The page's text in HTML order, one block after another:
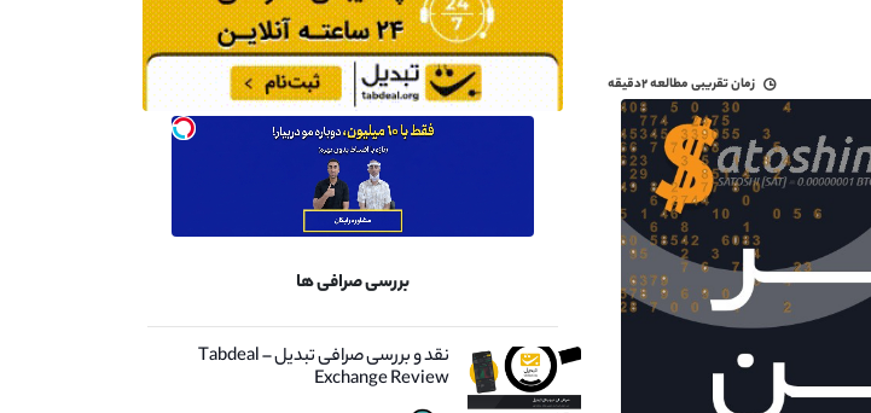
زمان تقریبی مطالعه۲دقیقه
بررسی صرافی ها
نقد و بررسی صرافی تبدیل – Tabdeal
Exchange Review